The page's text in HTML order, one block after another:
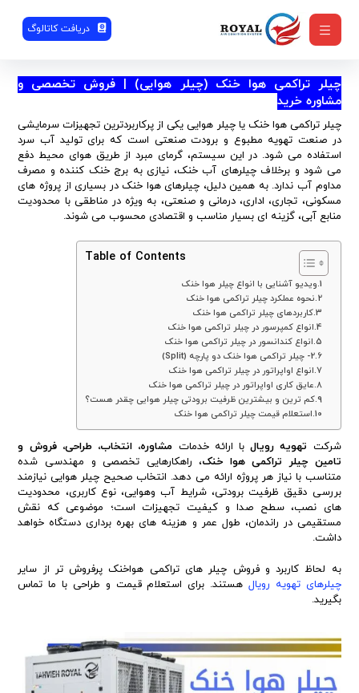
دریافت کاتالوگ
چیلر تراکمی هوا خنک (چیلر هوایی) | فروش تخصصی و
مشاوره خرید
چیلر تراکمی هوا خنک یا چیلر هوایی یکی از پرکاربردترین تجهیزات سرمایشی
در صنعت تهویه مطبوع و برودت صنعتی است که برای تولید آب سرد
استفاده می شود. در این سیستم، گرمای مبرد از طریق هوای محیط دفع
می شود و برخلاف چیلرهای آب خنک، نیازی به برج خنک کننده و مصرف
مداوم آب ندارد. به همین دلیل، چیلرهای هوا خنک در بسیاری از پروژه های
مسکونی، تجاری، اداری، درمانی و صنعتی، به ویژه در مناطقی با محدودیت
منابع آبی، گزینه ای بسیار مناسب و اقتصادی محسوب می شوند.
Table of Contents
ویدیو آشنایی با انواع چیلر هوا خنک
نحوه عملکرد چیلر تراکمی هوا خنک
کاربردهای چیلر تراکمی هوا خنک
انواع کمپرسور در چیلر تراکمی هوا خنک
انواع کندانسور در چیلر تراکمی هوا خنک
2- چیلر تراکمی هوا خنک دو پارچه (Split)
انواع اواپراتور در چیلر تراکمی هوا خنک
عایق کاری اواپراتور در چیلر تراکمی هوا خنک
کم ترین و بیشترین ظرفیت برودتی چیلر هوایی چقدر هست؟
استعلام قیمت چیلر تراکمی هوا خنک
شرکت تهویه رویالبا ارائه خدمات مشاوره، انتخاب، طراحی، فروش و
تامین چیلر تراکمی هوا خنک، راهکارهایی تخصصی و مهندسی شده
متناسب با نیاز هر پروژه ارائه می دهد. انتخاب صحیح چیلر هوایی نیازمند
بررسی دقیق ظرفیت برودتی، شرایط آب وهوایی، نوع کاربری، محدودیت
های نصب، سطح صدا و کیفیت تجهیزات است؛ موضوعی که نقش
مستقیمی در راندمان، طول عمر و هزینه های بهره برداری دستگاه خواهد
داشت.
به لحاظ کاربرد و فروش چیلر های تراکمی هواخنک پرفروش تر از سایر
چیلرهای تهویه رویال هستند. برای استعلام قیمت و طراحی با ما تماس
بگیرید.